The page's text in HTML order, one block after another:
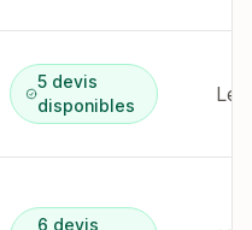
5 devis
disponibles
Le
6 devis